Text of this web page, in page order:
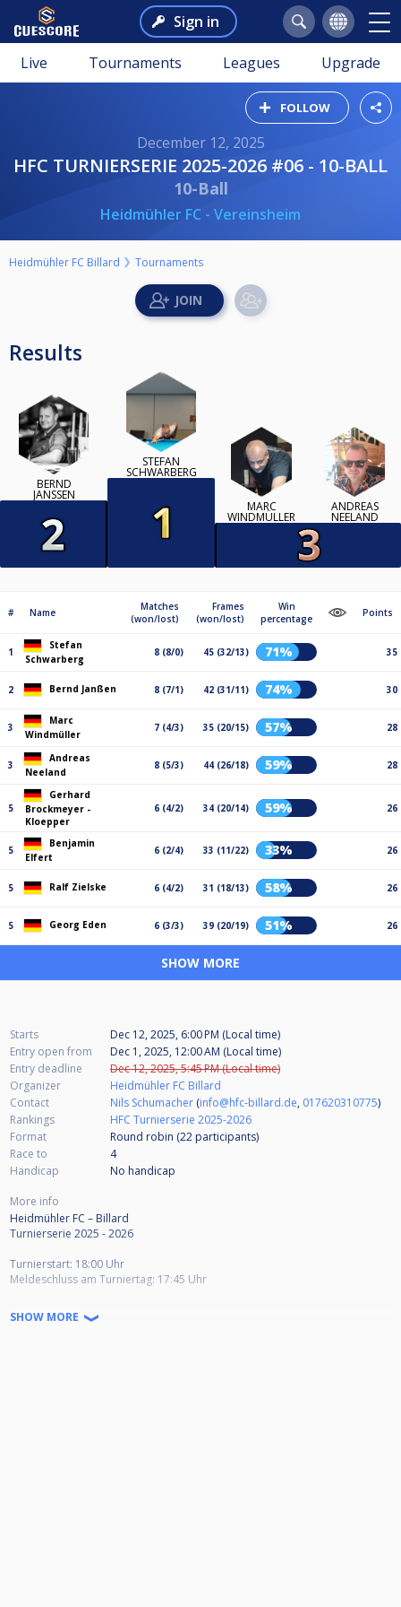
Sign in
Live Tournaments Leagues Upgrade
FOLLOW
December 12, 2025
HFC TURNIERSERIE 2025-2026 #06 - 10-BALL
10-Ball
Heidmühler FC - Vereinsheim
Heidmühler FC Billard Tournaments
Results
BERND
JANSSEN
STEFAN
SCHWARBERG
MARC
WINDMÜLLER
ANDREAS
NEELAND
# Name
Matches
(won/lost)
Frames
(won/lost)
Win
percentage
Points
1
Stefan
Schwarberg
8 (8/0) 45 (32/13) 71% 35
2 Bernd Janßen 8 (7/1) 42 (31/11) 74% 30
3
Marc
Windmüller
7 (4/3) 35 (20/15) 57% 28
3
Andreas
Neeland
8 (5/3) 44 (26/18) 59% 28
5
Gerhard
Brockmeyer -
Kloepper
6 (4/2) 34 (20/14) 59% 26
5
Benjamin
Elfert
6 (2/4) 33 (11/22) 33% 26
5 Ralf Zielske 6 (4/2) 31 (18/13) 58% 26
5 Georg Eden 6 (3/3) 39 (20/19) 51% 26
SHOW MORE
Starts
Dec 12, 2025, 6:00 PM (Local time)
Entry open from
Dec 1, 2025, 12:00 AM (Local time)
Entry deadline
Dec 12, 2025, 5:45 PM (Local time)
Organizer
Heidmühler FC Billard
Contact
Nils Schumacher (info@hfc-billard.de, 017620310775)
Rankings
HFC Turnierserie 2025-2026
Format
Round robin (22 participants)
Race to
4
Handicap
No handicap
More info
Heidmühler FC – Billard
Turnierserie 2025 - 2026
Turnierstart: 18:00 Uhr
Meldeschluss am Turniertag: 17:45 Uhr
Turniermodus:
Wechselbreak - 4 GWS
SHOW MORE